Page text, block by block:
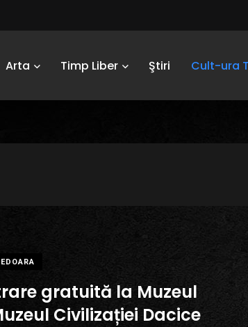
Arta Timp Liber Ştiri Cult-ura
gratuită la Muzeul
Civilizației Dacice